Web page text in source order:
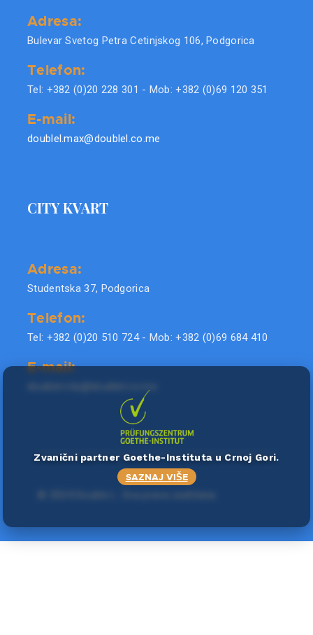
Adresa:
Bulevar Svetog Petra Cetinjskog 106, Podgorica
Telefon:
Tel: +382 (0)20 228 301 - Mob: +382 (0)69 120 351
E-mail:
doublel.max@doublel.co.me
CITY KVART
Adresa:
Studentska 37, Podgorica
Telefon:
Tel: +382 (0)20 510 724 - Mob: +382 (0)69 684 410
E-mail:
Zvanični partner Goethe-Instituta u Crnoj Gori.
SAZNAJ VIŠE